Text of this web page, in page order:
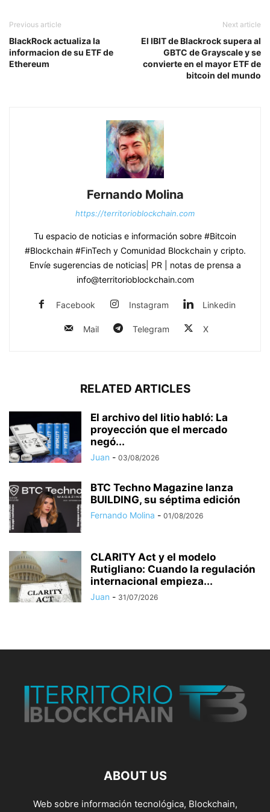
Previous article
BlackRock actualiza la
informacion de su ETF de
Ethereum
Next article
El IBIT de Blackrock supera al
GBTC de Grayscale y se
convierte en el mayor ETF de
bitcoin del mundo
Fernando Molina
https://territorioblockchain.com
Tu espacio de noticias e información sobre #Bitcoin
#Blockchain #FinTech y Comunidad Blockchain y cripto.
Envíe sugerencias de noticias| PR | notas de prensa a
info@territorioblockchain.com
Facebook Instagram Linkedin
Mail Telegram X
RELATED ARTICLES
El archivo del litio habló: La
proyección que el mercado
negó...
Juan - 03/08/2026
BTC Techno Magazine lanza
BUILDING, su séptima edición
Fernando Molina - 01/08/2026
CLARITY Act y el modelo
Rutigliano: Cuando la regulación
internacional empieza...
Juan - 31/07/2026
ABOUT US
Web sobre información tecnológica, Blockchain,